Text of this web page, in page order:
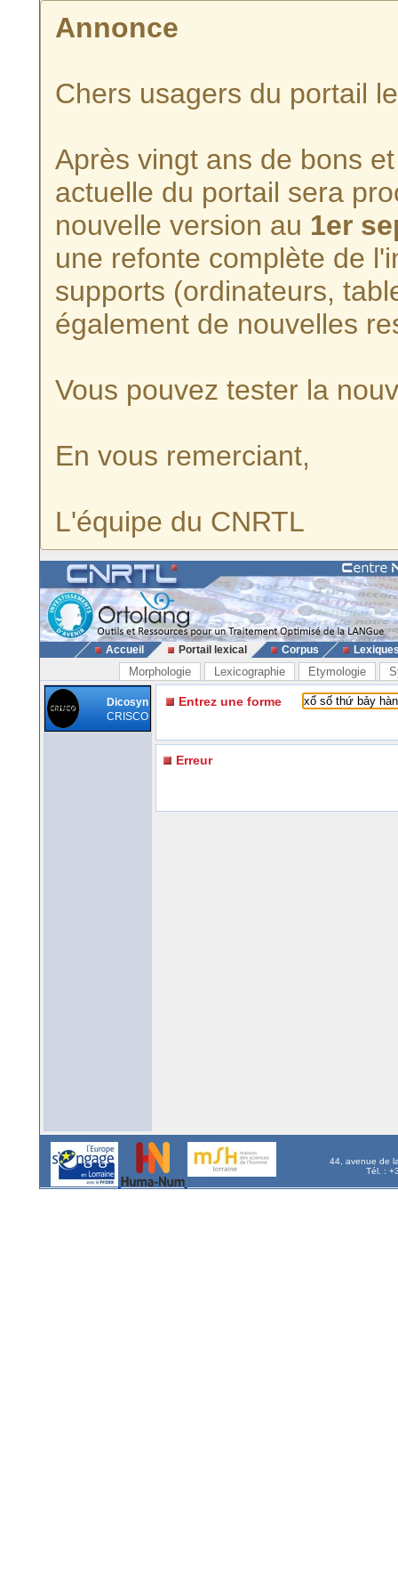
Annonce
Chers usagers du portail
Après vingt ans de bons
actuelle du portail sera
nouvelle version au 1er
une refonte complète de
supports (ordinateurs,
également de nouvelles
Vous pouvez tester la
En vous remerciant,
L'équipe du CNRTL
Accueil Portail lexical Corpus
Morphologie Lexicographie Etymologie
Dicosyn
CRISCO
Entrez une forme
Erreur
44, avenue de
Tél. :